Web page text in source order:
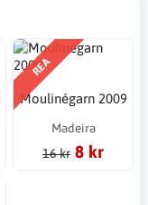
REA
Moulinégarn 2009
Madeira
16 kr 8 kr